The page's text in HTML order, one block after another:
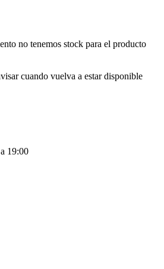
no tenemos stock para el producto
cuando vuelva a estar disponible
19:00